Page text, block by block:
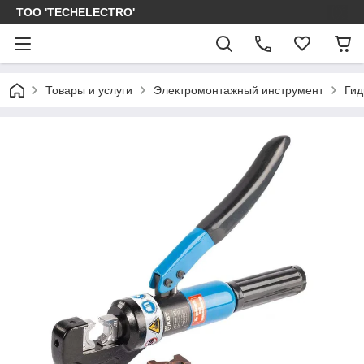
ТОО 'TECHELECTRO'
Товары и услуги Электромонтажный инструмент